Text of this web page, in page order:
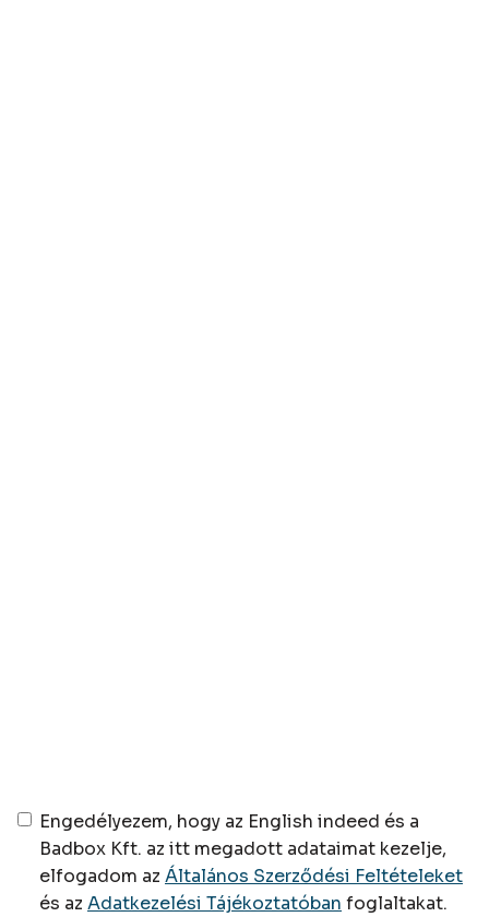
Engedélyezem, hogy az English indeed és a
Badbox Kft. az itt megadott adataimat kezelje,
elfogadom az Általános Szerződési Feltételeket
és az Adatkezelési Tájékoztatóban foglaltakat.